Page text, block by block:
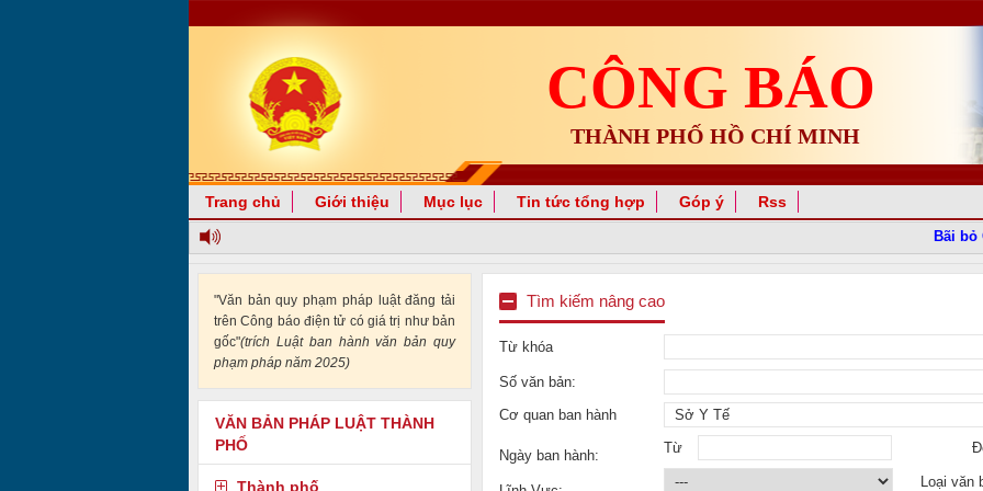
CÔNG BÁO
THÀNH PHỐ HỒ CHÍ MINH
Trang chủ Giới thiệu Mục lục Tin tức tổng hợp Góp ý Rss
Bãi bỏ
"Văn bản quy phạm pháp luật đăng tải
trên Công báo điện tử có giá trị như bản
gốc"(trích Luật ban hành văn bản quy
phạm pháp năm 2025)
VĂN BẢN PHÁP LUẬT THÀNH
PHỐ
Thành phố
Tìm kiếm nâng cao
Từ khóa
Số văn bản:
Cơ quan ban hành
Ngày ban hành: Từ
Loại văn